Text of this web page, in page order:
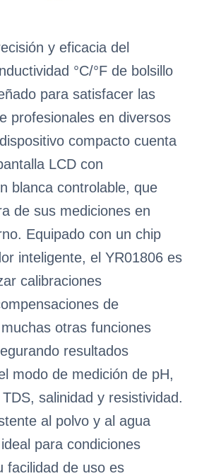
y eficacia del
°C/°F de bolsillo
para satisfacer las
profesionales en diversos
compacto cuenta
LCD con
blanca controlable, que
de sus mediciones en
Equipado con un chip
inteligente, el YR01806 es
calibraciones
de
otras funciones
resultados
modo de medición de pH,
salinidad y resistividad.
al polvo y al agua
para condiciones
facilidad de uso es